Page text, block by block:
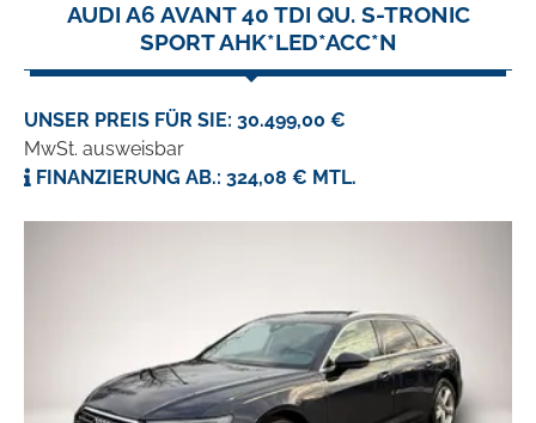
AUDI A6 AVANT 40 TDI QU. S-TRONIC
SPORT AHK*LED*ACC*N
UNSER PREIS FÜR SIE: 30.499,00 €
MwSt. ausweisbar
FINANZIERUNG AB.: 324,08 € MTL.